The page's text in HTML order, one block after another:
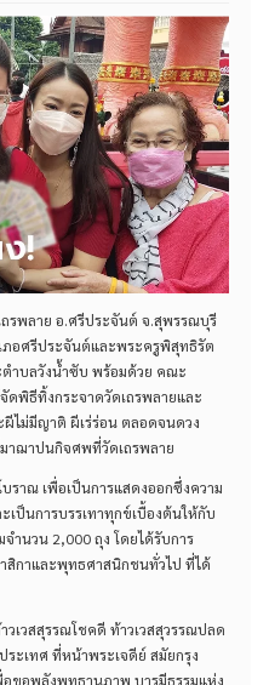
ถรพลาย อ.ศรีประจันต์ จ.สุพรรณบุรี
อศรีประจันต์และพระครูพิสุทธิรัต
ตำบลวังน้ำซับ พร้อมด้วย คณะ
ดพิธีทิ้งกระจาดวัดเถรพลายและ
ไม่มีญาติ ผีเร่ร่อน ตลอดจนดวง
าฌาปนกิจศพที่วัดเถรพลาย
ราณ เพื่อเป็นการแสดงออกซึ่งความ
ป็นการบรรเทาทุกข์เบื้องต้นให้กับ
ำนวน 2,000 ถุง โดยได้รับการ
กาและพุทธศาสนิกชนทั่วไป ที่ได้
เวสสุรรณโชคดี ท้าวเวสสุวรรณปลด
ะเทศ ที่หน้าพระเจดีย์ สมัยกรุง
อขอพลังพุทธานุภาพ บารมีธรรมแห่ง